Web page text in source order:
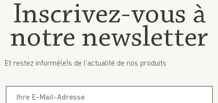
Inscrivez-vous à
notre newsletter
Et restez informé(e)s de l’actualité de nos produits